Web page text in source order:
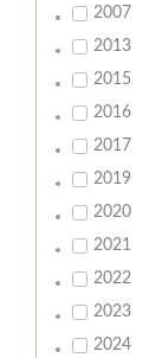
2007
2013
2015
2016
2017
2019
2020
2021
2022
2023
2024